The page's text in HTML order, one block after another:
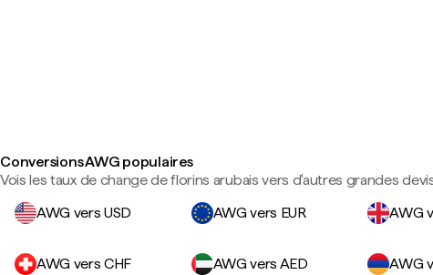
Conversions AWG populaires
Vois les taux de change de florins arubais vers d'autres grandes
AWG vers USD
AWG vers EUR AWG
AWG vers CHF AWG vers AED AWG